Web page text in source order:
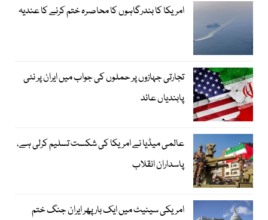
امریکا کا بندرگاہوں کا محاصرہ ختم کرنے کا عندیہ
تجارتی جہازوں پر حملوں کی جواب میں ایران پر نئی
پابندیاں عائد
عالمی میڈیا نے امریکا کی شکست تسلیم کرلی ہے،
پاسداران انقلاب
امریکی سینیٹ میں ایک بار پھر ایران جنگ ختم